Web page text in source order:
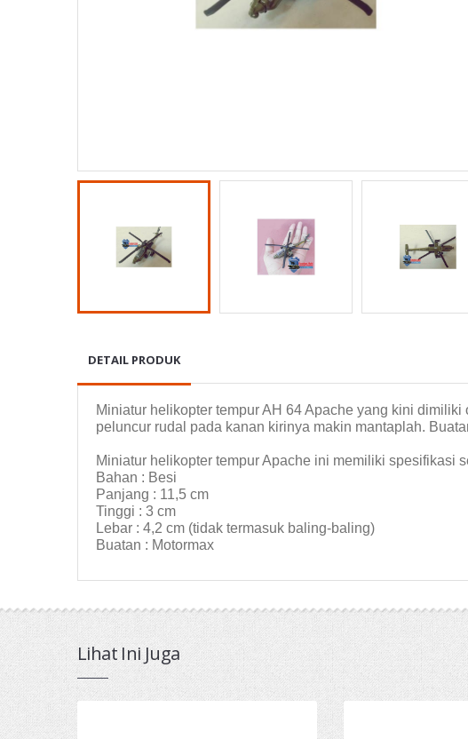
DETAIL PRODUK
Miniatur helikopter tempur AH 64 Apache yang kini
peluncur rudal pada kanan kirinya makin mantaplah.
Miniatur helikopter tempur Apache ini memiliki spesifikasi
Bahan : Besi
Panjang : 11,5 cm
Tinggi : 3 cm
Lebar : 4,2 cm (tidak termasuk baling-baling)
Buatan : Motormax
Lihat Ini Juga